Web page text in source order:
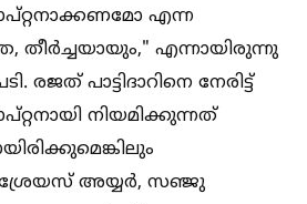
എന്ന
തീർച്ചയായും," എന്നായിരുന്നു
രജത് പാട്ടിദാറിനെ നേരിട്ട്
നിയമിക്കുന്നത്
ശ്രേയസ് അയ്യർ, സഞ്ജു